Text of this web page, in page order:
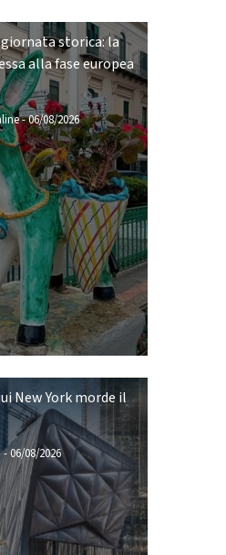
storica: la
alla fase europea
-06/08/2026
New York morde il
-06/08/2026